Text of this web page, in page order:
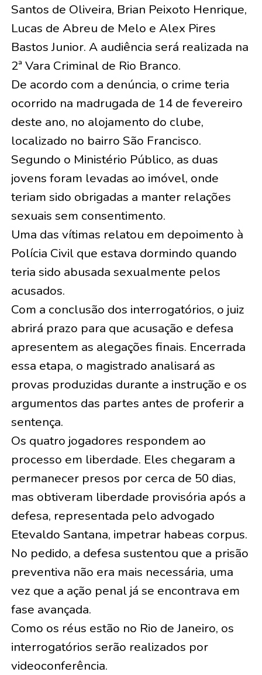
Santos de Oliveira, Brian Peixoto Henrique,
Lucas de Abreu de Melo e Alex Pires
Bastos Junior. A audiência será realizada na
2ª Vara Criminal de Rio Branco.
De acordo com a denúncia, o crime teria
ocorrido na madrugada de 14 de fevereiro
deste ano, no alojamento do clube,
localizado no bairro São Francisco.
Segundo o Ministério Público, as duas
jovens foram levadas ao imóvel, onde
teriam sido obrigadas a manter relações
sexuais sem consentimento.
Uma das vítimas relatou em depoimento à
Polícia Civil que estava dormindo quando
teria sido abusada sexualmente pelos
acusados.
Com a conclusão dos interrogatórios, o juiz
abrirá prazo para que acusação e defesa
apresentem as alegações finais. Encerrada
essa etapa, o magistrado analisará as
provas produzidas durante a instrução e os
argumentos das partes antes de proferir a
sentença.
Os quatro jogadores respondem ao
processo em liberdade. Eles chegaram a
permanecer presos por cerca de 50 dias,
mas obtiveram liberdade provisória após a
defesa, representada pelo advogado
Etevaldo Santana, impetrar habeas corpus.
No pedido, a defesa sustentou que a prisão
preventiva não era mais necessária, uma
vez que a ação penal já se encontrava em
fase avançada.
Como os réus estão no Rio de Janeiro, os
interrogatórios serão realizados por
videoconferência.